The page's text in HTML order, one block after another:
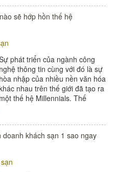
#thiết bị buồng phòng
sẽ hớp hồn thế hệ
phát triển của ngành công
nghệ thông tin cùng với đó là sự
hòa nhập của nhiều nền văn hóa
nhau trên thế giới đã tạo ra
một thế hệ Millennials. Thế
#thiết bị sảnh - ngoại cảnh
khách sạn 1 sao ngay